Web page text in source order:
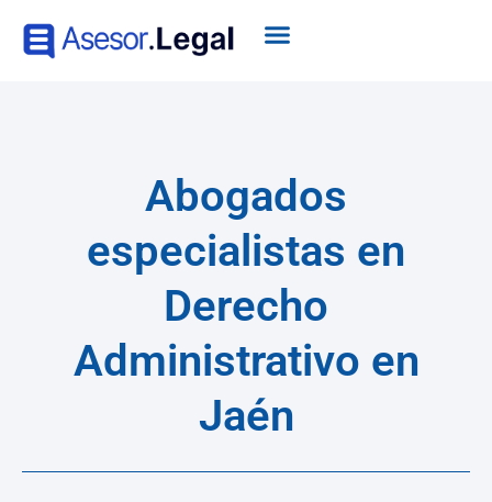
Abogados
especialistas en
Derecho
Administrativo en
Jaén